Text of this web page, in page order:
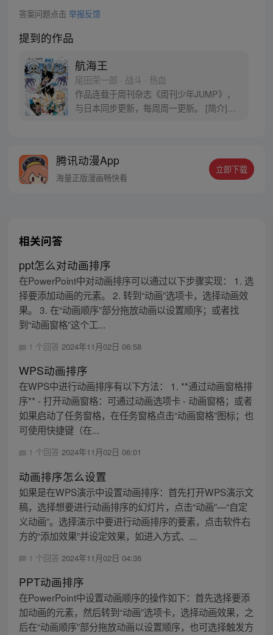
答案问题点击 举报反馈
提到的作品
航海王
尾田荣一郎 · 战斗 · 热血
作品连载于周刊杂志《周刊少年JUMP》，
与日本同步更新，每周周一更新。 [简介]有
十年后，路飞为实现与因救他而断臂的杰克
斯的约定而出海，开始了以成为海盗王为目
腾讯动漫App
海量正版漫画畅快看
立即下载
相关问答
ppt怎么对动画排序
在PowerPoint中对动画排序可以通过以下步骤实现： 1. 选
择要添加动画的元素。 2. 转到“动画”选项卡，选择动画效
果。 3. 在“动画顺序”部分拖放动画以设置顺序；或者找
到“动画窗格”这个工...
1 个回答 2024年11月02日 06:58
WPS动画排序
在WPS中进行动画排序有以下方法： 1. **通过动画窗格排
序** - 打开动画窗格：可通过动画选项卡 - 动画窗格；或者
如果启动了任务窗格，在任务窗格点击“动画窗格”图标；也
可使用快捷键（在...
1 个回答 2024年11月02日 06:01
动画排序怎么设置
如果是在WPS演示中设置动画排序：首先打开WPS演示文
稿，选择想要进行动画排序的幻灯片，点击“动画”—“自定
义动画”。选择演示中要进行动画排序的要素，点击软件右
方的“添加效果”并设定效果，如进入方式、...
1 个回答 2024年11月02日 04:36
PPT动画排序
在PowerPoint中设置动画顺序的操作如下：首先选择要添
加动画的元素，然后转到“动画”选项卡，选择动画效果，之
后在“动画顺序”部分拖放动画以设置顺序，也可选择触发方